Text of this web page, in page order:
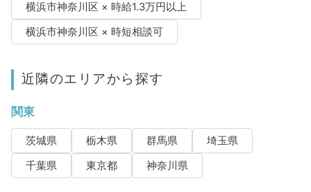
横浜市神奈川区 × 時給1.3万円以上
横浜市神奈川区 × 時短相談可
近隣のエリアから探す
関東
茨城県 栃木県 群馬県
埼玉県
千葉県
東京都 神奈川県